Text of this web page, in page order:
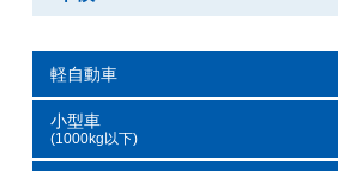
軽自動車
小型車
(1000kg以下)